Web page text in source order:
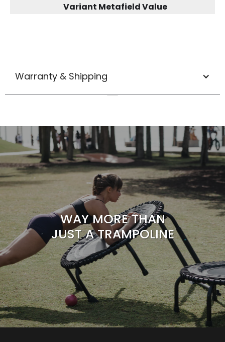
Variant Metafield Value
Warranty & Shipping
WAY MORE THAN
JUST A TRAMPOLINE